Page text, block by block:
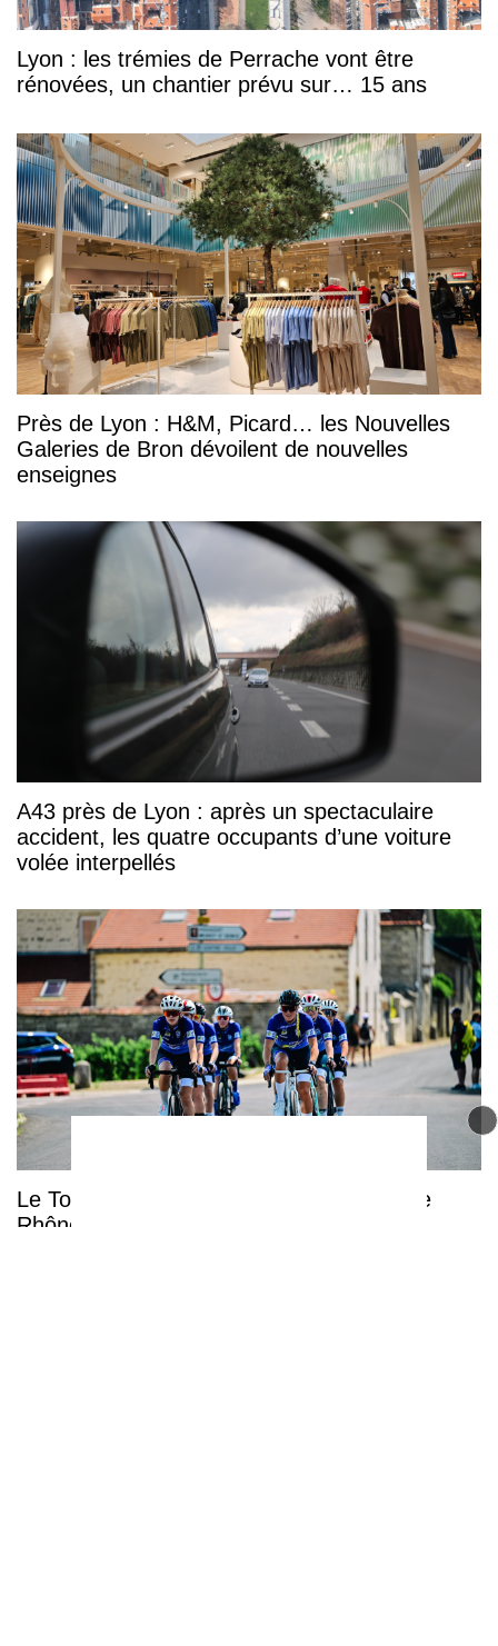
Lyon : les trémies de Perrache vont être
rénovées, un chantier prévu sur… 15 ans
Près de Lyon : H&M, Picard… les Nouvelles
Galeries de Bron dévoilent de nouvelles
enseignes
A43 près de Lyon : après un spectaculaire
accident, les quatre occupants d’une voiture
volée interpellés
Le Tour de France Femmes arrive dans le
Rhône pour une étape décisive dans le